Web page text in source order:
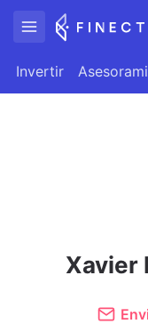
Invertir
Xavier